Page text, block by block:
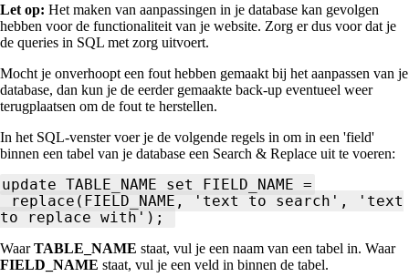
Let op: Het maken van aanpassingen in je database kan gevolgen
hebben voor de functionaliteit van je website. Zorg er dus voor dat je
de queries in SQL met zorg uitvoert.
Mocht je onverhoopt een fout hebben gemaakt bij het aanpassen van je
database, dan kun je de eerder gemaakte back-up eventueel weer
terugplaatsen om de fout te herstellen.
In het SQL-venster voer je de volgende regels in om in een 'field'
binnen een tabel van je database een Search & Replace uit te voeren:
update TABLE_NAME set FIELD_NAME =
replace(FIELD_NAME, 'text to search', 'text
to replace with');
WaarTABLE_NAME staat, vul je een naam van een tabel in. Waar
FIELD_NAME staat, vul je een veld in binnen de tabel.